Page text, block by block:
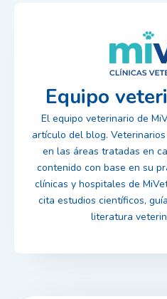
Equipo
El equipo veterinario de
artículo del blog.
en las áreas tratadas en
contenido con base en su
clínicas y hospitales de
cita estudios científicos,
literatura